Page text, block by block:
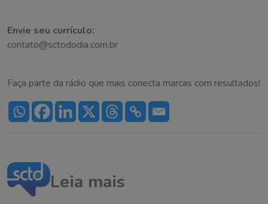
Envie seu currículo:
contato@sctododia.com.br
Faça parte da rádio que mais conecta marcas com resultados!
Leia mais